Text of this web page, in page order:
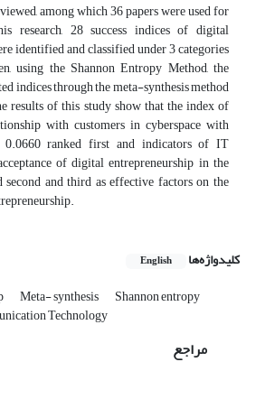
among which 36 papers were used for
research, 28 success indices of digital
identified and classified under 3 categories
using the Shannon Entropy Method, the
indices through the meta-synthesis method
results of this study show that the index of
with customers in cyberspace with
0.0660 ranked first and indicators of IT
of digital entrepreneurship in the
and third as effective factors on the
کلیدواژه‌ها English
Meta- synthesis Shannon entropy
Technology
مراجع